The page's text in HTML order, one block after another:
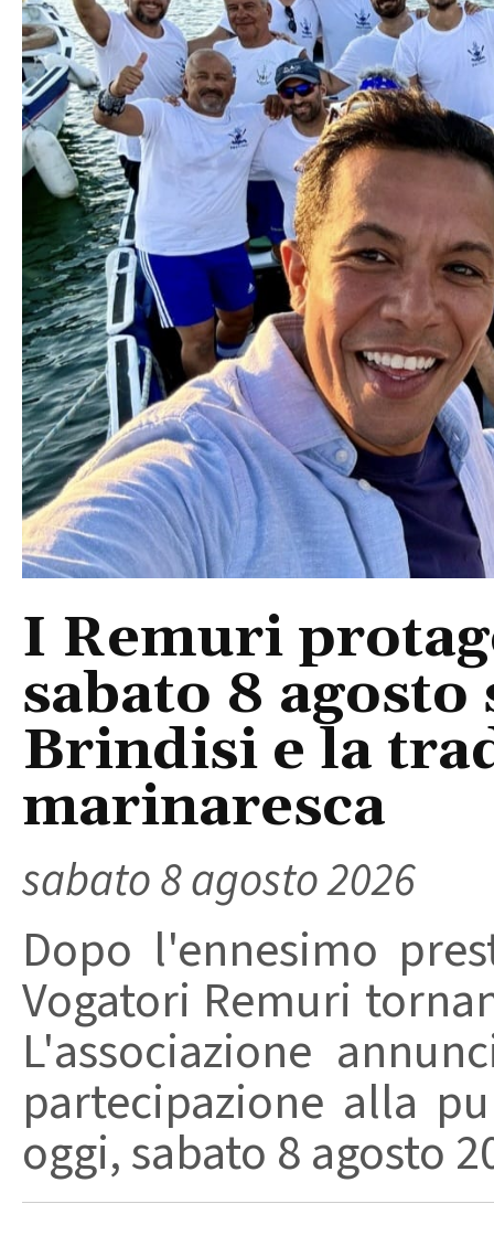
I Remuri
sabato 8
Brindisi e la
marinaresca
sabato 8 agosto 2026
Dopo l'ennesimo
Vogatori Remuri
L'associazione
partecipazione alla
oggi, sabato 8 agosto